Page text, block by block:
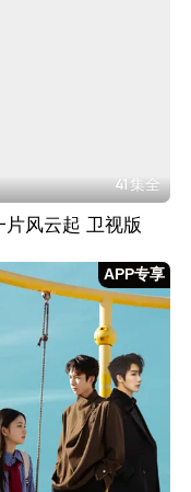
41集全
片风云起 卫视版
APP专享